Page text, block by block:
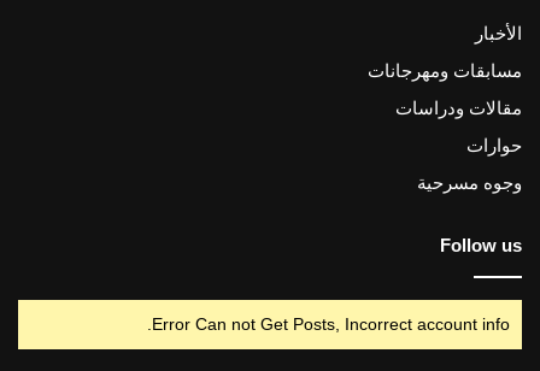
الأخبار
مسابقات ومهرجانات
مقالات ودراسات
حوارات
وجوه مسرحية
Follow us
Error Can not Get Posts, Incorrect account info.